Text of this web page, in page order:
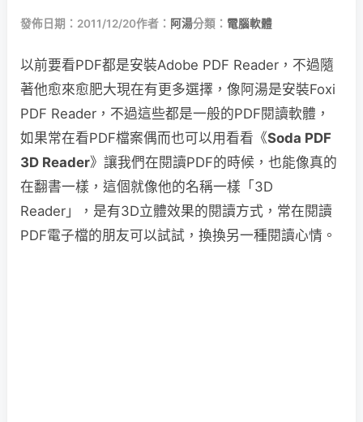
發佈日期：2011/12/20作者： 阿湯分類： 電腦軟體
以前要看PDF都是安裝Adobe PDF Reader，不過隨
著他愈來愈肥大現在有更多選擇，像阿湯是安裝Foxi
PDF Reader，不過這些都是一般的PDF閱讀軟體，
如果常在看PDF檔案偶而也可以用看看《Soda PDF
3D Reader》讓我們在閱讀PDF的時候，也能像真的
在翻書一樣，這個就像他的名稱一樣「3D
Reader」，是有3D立體效果的閱讀方式，常在閱讀
PDF電子檔的朋友可以試試，換換另一種閱讀心情。